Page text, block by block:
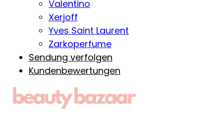
Valentino
Xerjoff
Yves Saint Laurent
Zarkoperfume
Sendung verfolgen
Kundenbewertungen